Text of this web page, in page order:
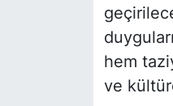
hem
ve